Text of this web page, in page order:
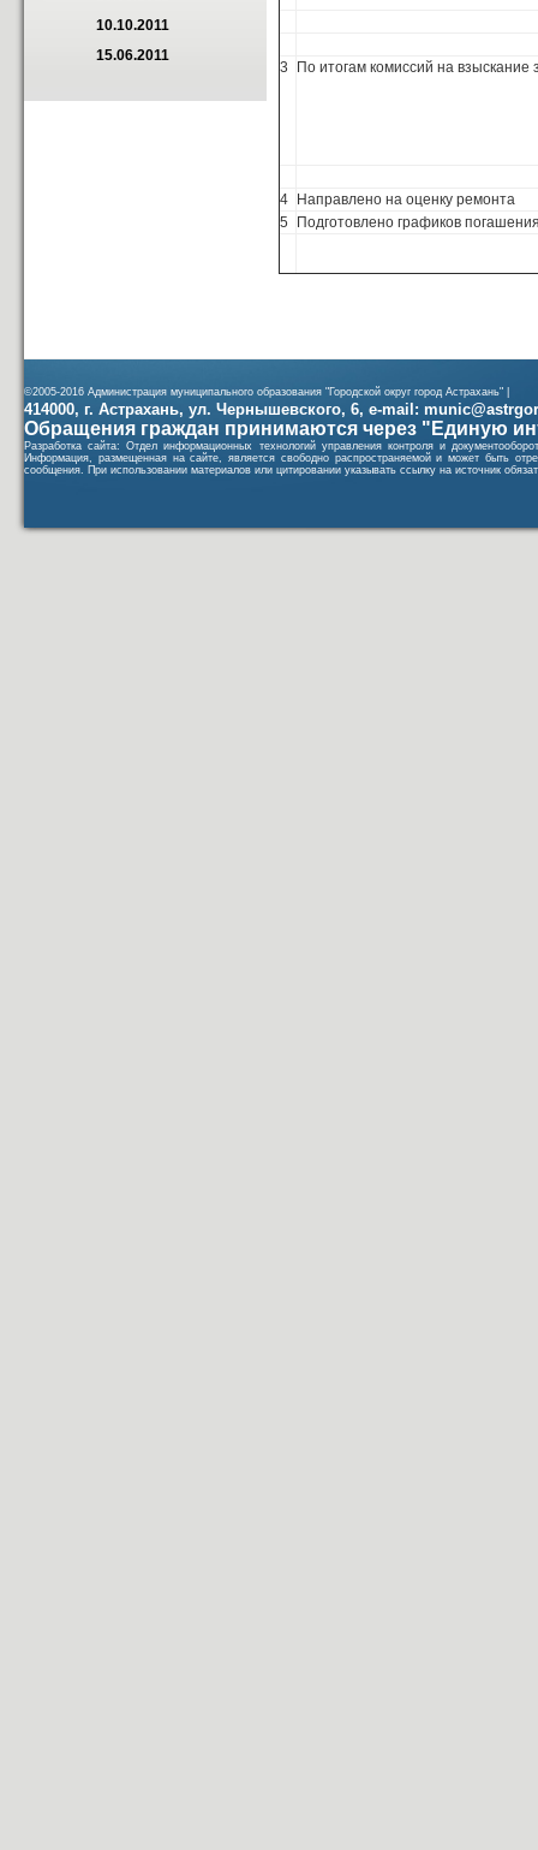
10.10.2011
15.06.2011
3 По итогам комиссий на
4
Направлено на оценку ремонта
5
Подготовлено графиков
©2005-2016 Администрация муниципального образования "Городской округ город Астрахань" |
414000, г. Астрахань, ул. Чернышевского, 6, e-mail:
Обращения граждан принимаются через "Единую
Разработка сайта: Отдел информационных технологий управления контроля и
Информация, размещенная на сайте, является свободно распространяемой и может быть
сообщения. При использовании материалов или цитировании указывать ссылку на источник